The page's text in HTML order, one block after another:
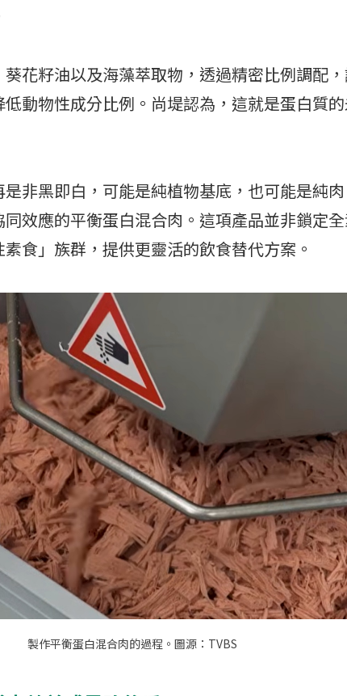
花籽油以及海藻萃取物，透過精密比例調配
動物性成分比例。尚堤認為，這就是蛋白質的
非黑即白，可能是純植物基底，也可能是純
效應的平衡蛋白混合肉。這項產品並非鎖定
食」族群，提供更靈活的飲食替代方案。
製作平衡蛋白混合肉的過程。圖源：TVBS